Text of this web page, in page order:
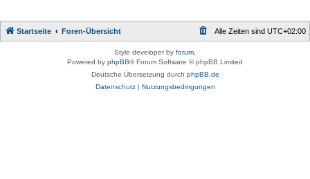
Startseite Foren-Übersicht Alle Zeiten sind UTC+02:00
Style developer by forum
Powered by phpBB® Forum Software © phpBB Limited
Deutsche Übersetzung durch phpBB.de
Datenschutz| Nutzungsbedingungen